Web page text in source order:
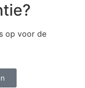
op voor de